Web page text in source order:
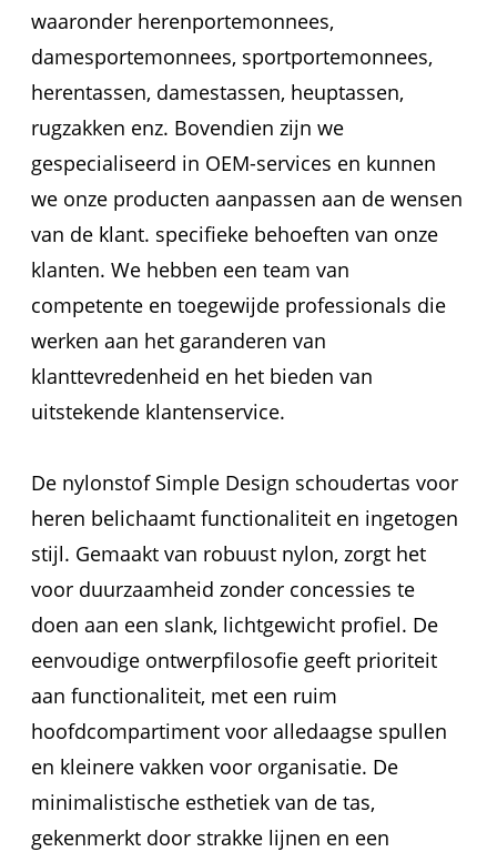
waaronder herenportemonnees,
damesportemonnees, sportportemonnees,
herentassen, damestassen, heuptassen,
rugzakken enz. Bovendien zijn we
gespecialiseerd in OEM-services en kunnen
we onze producten aanpassen aan de wensen
van de klant. specifieke behoeften van onze
klanten. We hebben een team van
competente en toegewijde professionals die
werken aan het garanderen van
klanttevredenheid en het bieden van
uitstekende klantenservice.
De nylonstof Simple Design schoudertas voor
heren belichaamt functionaliteit en ingetogen
stijl. Gemaakt van robuust nylon, zorgt het
voor duurzaamheid zonder concessies te
doen aan een slank, lichtgewicht profiel. De
eenvoudige ontwerpfilosofie geeft prioriteit
aan functionaliteit, met een ruim
hoofdcompartiment voor alledaagse spullen
en kleinere vakken voor organisatie. De
minimalistische esthetiek van de tas,
gekenmerkt door strakke lijnen en een